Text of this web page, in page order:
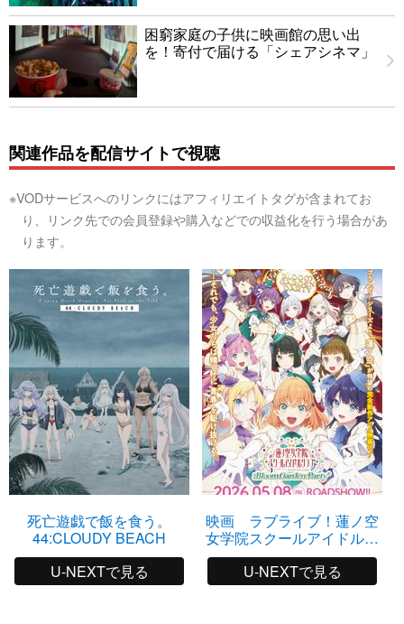
困窮家庭の子供に映画館の思い出
を！寄付で届ける「シェアシネマ」
関連作品を配信サイトで視聴
※VODサービスへのリンクにはアフィリエイトタグが含まれてお
り、リンク先での会員登録や購入などでの収益化を行う場合があ
ります。
死亡遊戯で飯を食う。
44:CLOUDY BEACH
U-NEXTで見る
映画 ラブライブ！蓮ノ空
女学院スクールアイドルク
ラブ Bloom Garden Party
U-NEXTで見る